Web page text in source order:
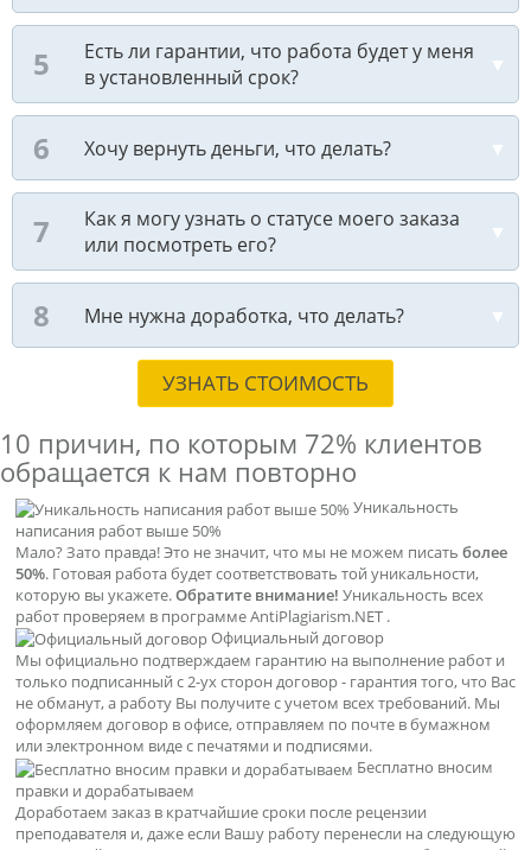
Есть ли гарантии, что работа будет у меня
в установленный срок?
Хочу вернуть деньги, что делать?
Как я могу узнать о статусе моего заказа
или посмотреть его?
Мне нужна доработка, что делать?
УЗНАТЬ СТОИМОСТЬ
10 причин, по которым 72% клиентов
обращается к нам повторно
Уникальность
написания работ выше 50%
Мало? Зато правда! Это не значит, что мы не можем писать более
50%. Готовая работа будет соответствовать той уникальности,
которую вы укажете.Обратите внимание! Уникальность всех
работ проверяем в программе AntiPlagiarism.NET .
Официальный договор
Мы официально подтверждаем гарантию на выполнение работ и
только подписанный с 2-ух сторон договор - гарантия того, что Вас
не обманут, а работу Вы получите с учетом всех требований. Мы
оформляем договор в офисе, отправляем по почте в бумажном
или электронном виде с печатями и подписями.
Бесплатно вносим
правки и дорабатываем
Доработаем заказ в кратчайшие сроки после рецензии
преподавателя и, даже если Вашу работу перенесли на следующую